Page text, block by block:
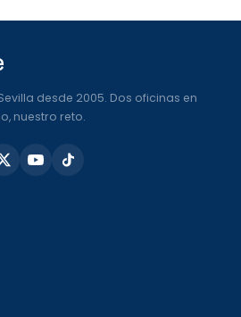
desde 2005. Dos oficinas en
nuestro reto.